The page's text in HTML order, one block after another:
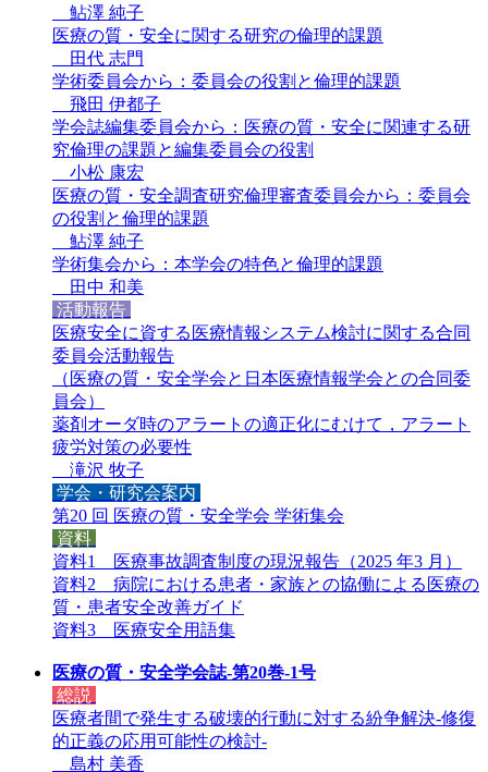
鮎澤 純子
医療の質・安全に関する研究の倫理的課題
田代 志門
学術委員会から：委員会の役割と倫理的課題
飛田 伊都子
学会誌編集委員会から：医療の質・安全に関連する研
究倫理の課題と編集委員会の役割
小松 康宏
医療の質・安全調査研究倫理審査委員会から：委員会
の役割と倫理的課題
鮎澤 純子
学術集会から：本学会の特色と倫理的課題
田中 和美
活動報告
医療安全に資する医療情報システム検討に関する合同
委員会活動報告
（医療の質・安全学会と日本医療情報学会との合同委
員会）
薬剤オーダ時のアラートの適正化にむけて，アラート
疲労対策の必要性
滝沢 牧子
学会・研究会案内
第20 回 医療の質・安全学会 学術集会
資料
資料1 医療事故調査制度の現況報告（2025 年3 月）
資料2 病院における患者・家族との協働による医療の
質・患者安全改善ガイド
資料3 医療安全用語集
医療の質・安全学会誌-第20巻-1号
総説
医療者間で発生する破壊的行動に対する紛争解決-修復
的正義の応用可能性の検討-
島村 美香